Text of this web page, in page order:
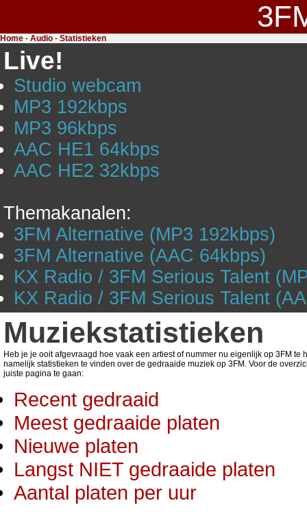
Home - Audio - Statistieken
Live!
Studio webcam
MP3 192kbps
MP3 96kbps
AAC HE1 64kbps
AAC HE2 32kbps
Themakanalen:
3FM Alternative (MP3 192kbps)
3FM Alternative (AAC 64kbps)
KX Radio / 3FM Serious Talent
KX Radio / 3FM Serious Talent
Muziekstatistieken
Heb je je ooit afgevraagd hoe vaak een artiest of nummer nu eigenlijk op 3FM
namelijk statistieken te vinden over de gedraaide muziek op 3FM. Voor de
juiste pagina te gaan:
Recent gedraaid
Meest gedraaide platen
Nieuwe platen
Langst NIET gedraaide platen
Aantal platen per uur